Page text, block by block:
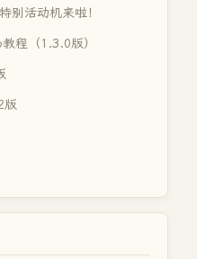
别活动机来啦！
程（1.3.0版）
版